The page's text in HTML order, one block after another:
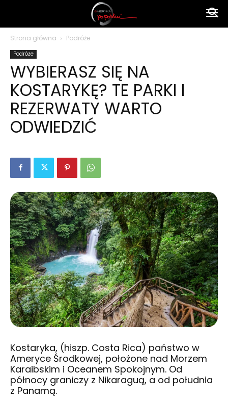
polsku
Strona główna Podróże
Podróże
WYBIERASZ SIĘ NA
KOSTARYKĘ? TE PARKI I
REZERWATY WARTO
ODWIEDZIĆ
Kostaryka, (hiszp. Costa Rica) państwo w
Ameryce Środkowej, położone nad Morzem
Karaibskim i Oceanem Spokojnym. Od
północy graniczy z Nikaraguą, a od południa
z Panamą.